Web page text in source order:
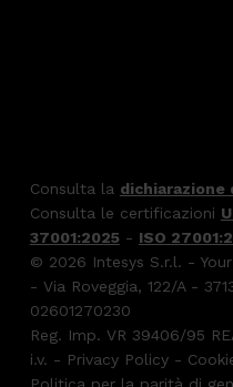
Consulta la dichiarazione
Consulta le certificazioni
37001:2025 - ISO
© 2026 Intesys S.r.l. -
- Via Roveggia, 122/A -
02601270230
Reg. Imp. VR 39406/95
i.v. - Privacy Policy-